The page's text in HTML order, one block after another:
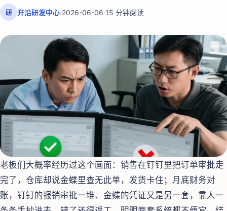
研 开沿研发中心·2026-06-06·15 分钟阅读
老板们大概率经历过这个画面：销售在钉钉里把订单审批走
完了，仓库却说金蝶里查无此单，发货卡住；月底财务对
账，钉钉的报销审批一堆、金蝶的凭证又是另一套，靠人一